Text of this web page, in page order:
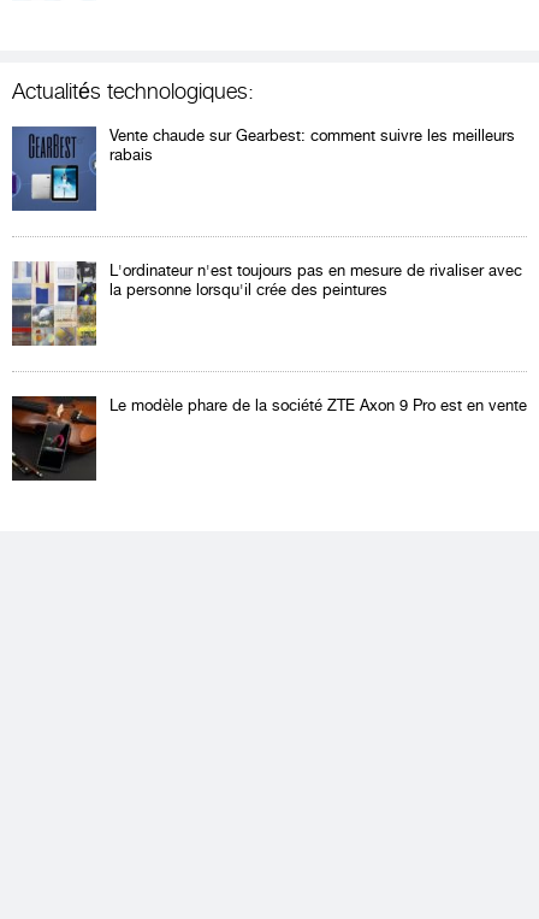
Actualités technologiques:
Vente chaude sur Gearbest: comment suivre les meilleurs
rabais
L'ordinateur n'est toujours pas en mesure de rivaliser avec
la personne lorsqu'il crée des peintures
Le modèle phare de la société ZTE Axon 9 Pro est en vente